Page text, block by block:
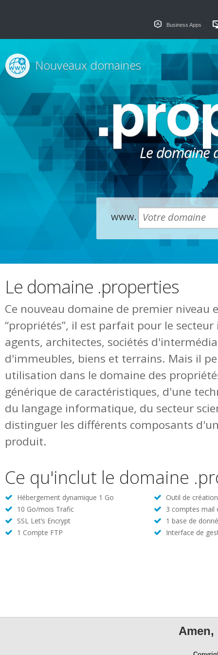
Business Apps
Le domaine
Nouveaux domaines
www.
Le domaine .properties
Ce nouveau domaine de premier niveau
“propriétés”, il est parfait pour le
agents, architectes, sociétés
d'immeubles, biens et terrains. Mais il
utilisation dans le domaine des
générique de caractéristiques, d'une
du langage informatique, du secteur
distinguer les différents composants
produit.
Ce qu'inclut le domaine
Hébergement dynamique 1 Go
Outil de
10 Go/mois Trafic
3 comptes mail
SSL Let’s Encrypt
1 base de
1 Compte FTP
Interface de